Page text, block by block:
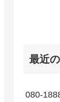
最近
080-